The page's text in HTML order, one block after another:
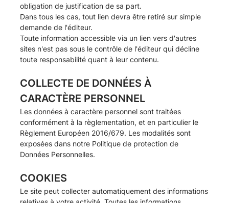
obligation de justification de sa part.
Dans tous les cas, tout lien devra être retiré sur simple
demande de l'éditeur.
Toute information accessible via un lien vers d'autres
sites n'est pas sous le contrôle de l'éditeur qui décline
toute responsabilité quant à leur contenu.
COLLECTE DE DONNÉES À
CARACTÈRE PERSONNEL
Les données à caractère personnel sont traitées
conformément à la règlementation, et en particulier le
Règlement Européen 2016/679. Les modalités sont
exposées dans notre Politique de protection de
Données Personnelles.
COOKIES
Le site peut collecter automatiquement des informations